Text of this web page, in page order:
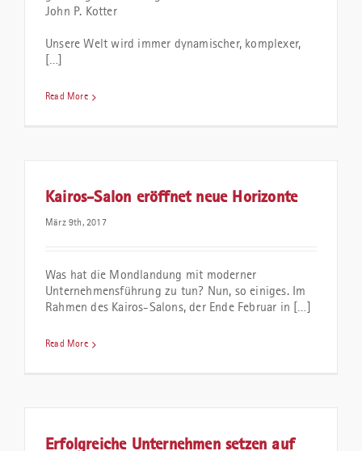
John P. Kotter
Unsere Welt wird immer dynamischer, komplexer,
[…]
Read More
Kairos-Salon eröffnet neue Horizonte
März 9th, 2017
Was hat die Mondlandung mit moderner
Unternehmensführung zu tun? Nun, so einiges. Im
Rahmen des Kairos-Salons, der Ende Februar in […]
Read More
Erfolgreiche Unternehmen setzen auf